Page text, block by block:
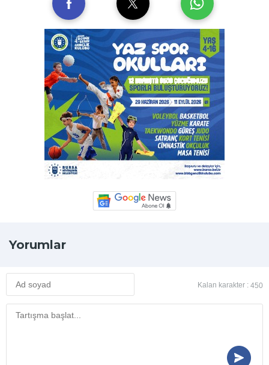
Yorumlar
Kalan karakter : 450